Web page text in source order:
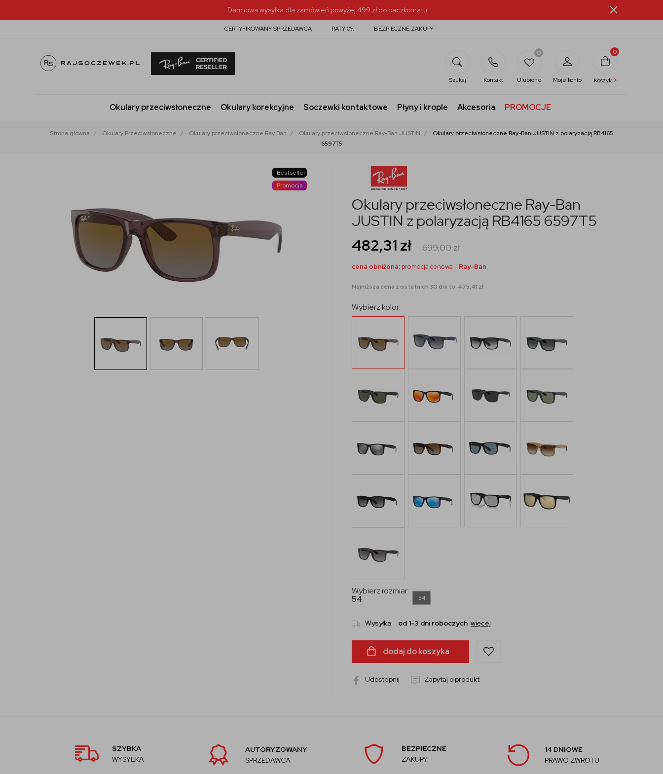
Darmowa wysyłka dla zamówień powyżej 499 zł do paczkomatu!
CERTYFIKOWANY SPRZEDAWCA RATY 0% BEZPIECZNE ZAKUPY
Szukaj Kontakt
0
Ulubione Moje konto
0
Koszyk >
Okulary przeciwsłoneczne Okulary korekcyjne Soczewki kontaktowe Płyny i krople Akcesoria PROMOCJE
Strona główna Okulary Przeciwsłoneczne Okulary przeciwsłoneczne Ray Ban Okulary przeciwsłoneczne Ray-Ban JUSTIN
Okulary przeciwsłoneczne Ray-Ban JUSTIN z polaryzacją RB4165
6597T5
Bestseller
Promocja
Okulary przeciwsłoneczne Ray-Ban
JUSTIN z polaryzacją RB4165 6597T5
482,31 zł 699,00zł
cena obniżona: promocja cenowa - Ray-Ban
Najniższa cena z ostatnich 30 dni to: 475,41 zł
Wybierz kolor:
Wybierz rozmiar:
54
54
Wysyłka: od 1-3 dni roboczych więcej
dodaj do koszyka
Udostepnij Zapytaj o produkt
SZYBKA
WYSYŁKA
AUTORYZOWANY
SPRZEDAWCA
BEZPIECZNE
ZAKUPY
14 DNIOWE
PRAWO ZWROTU